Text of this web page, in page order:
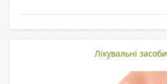
Лікувальні засоби